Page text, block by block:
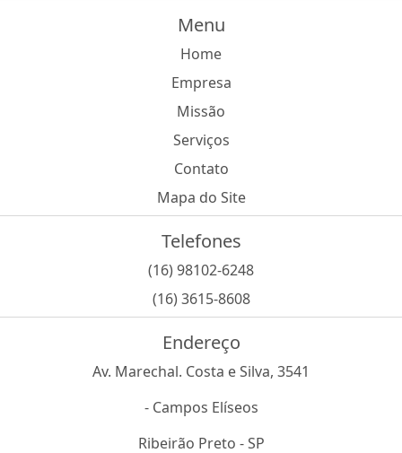
Menu
Home
Empresa
Missão
Serviços
Contato
Mapa do Site
Telefones
(16) 98102-6248
(16) 3615-8608
Endereço
Av. Marechal. Costa e Silva, 3541
- Campos Elíseos
Ribeirão Preto - SP